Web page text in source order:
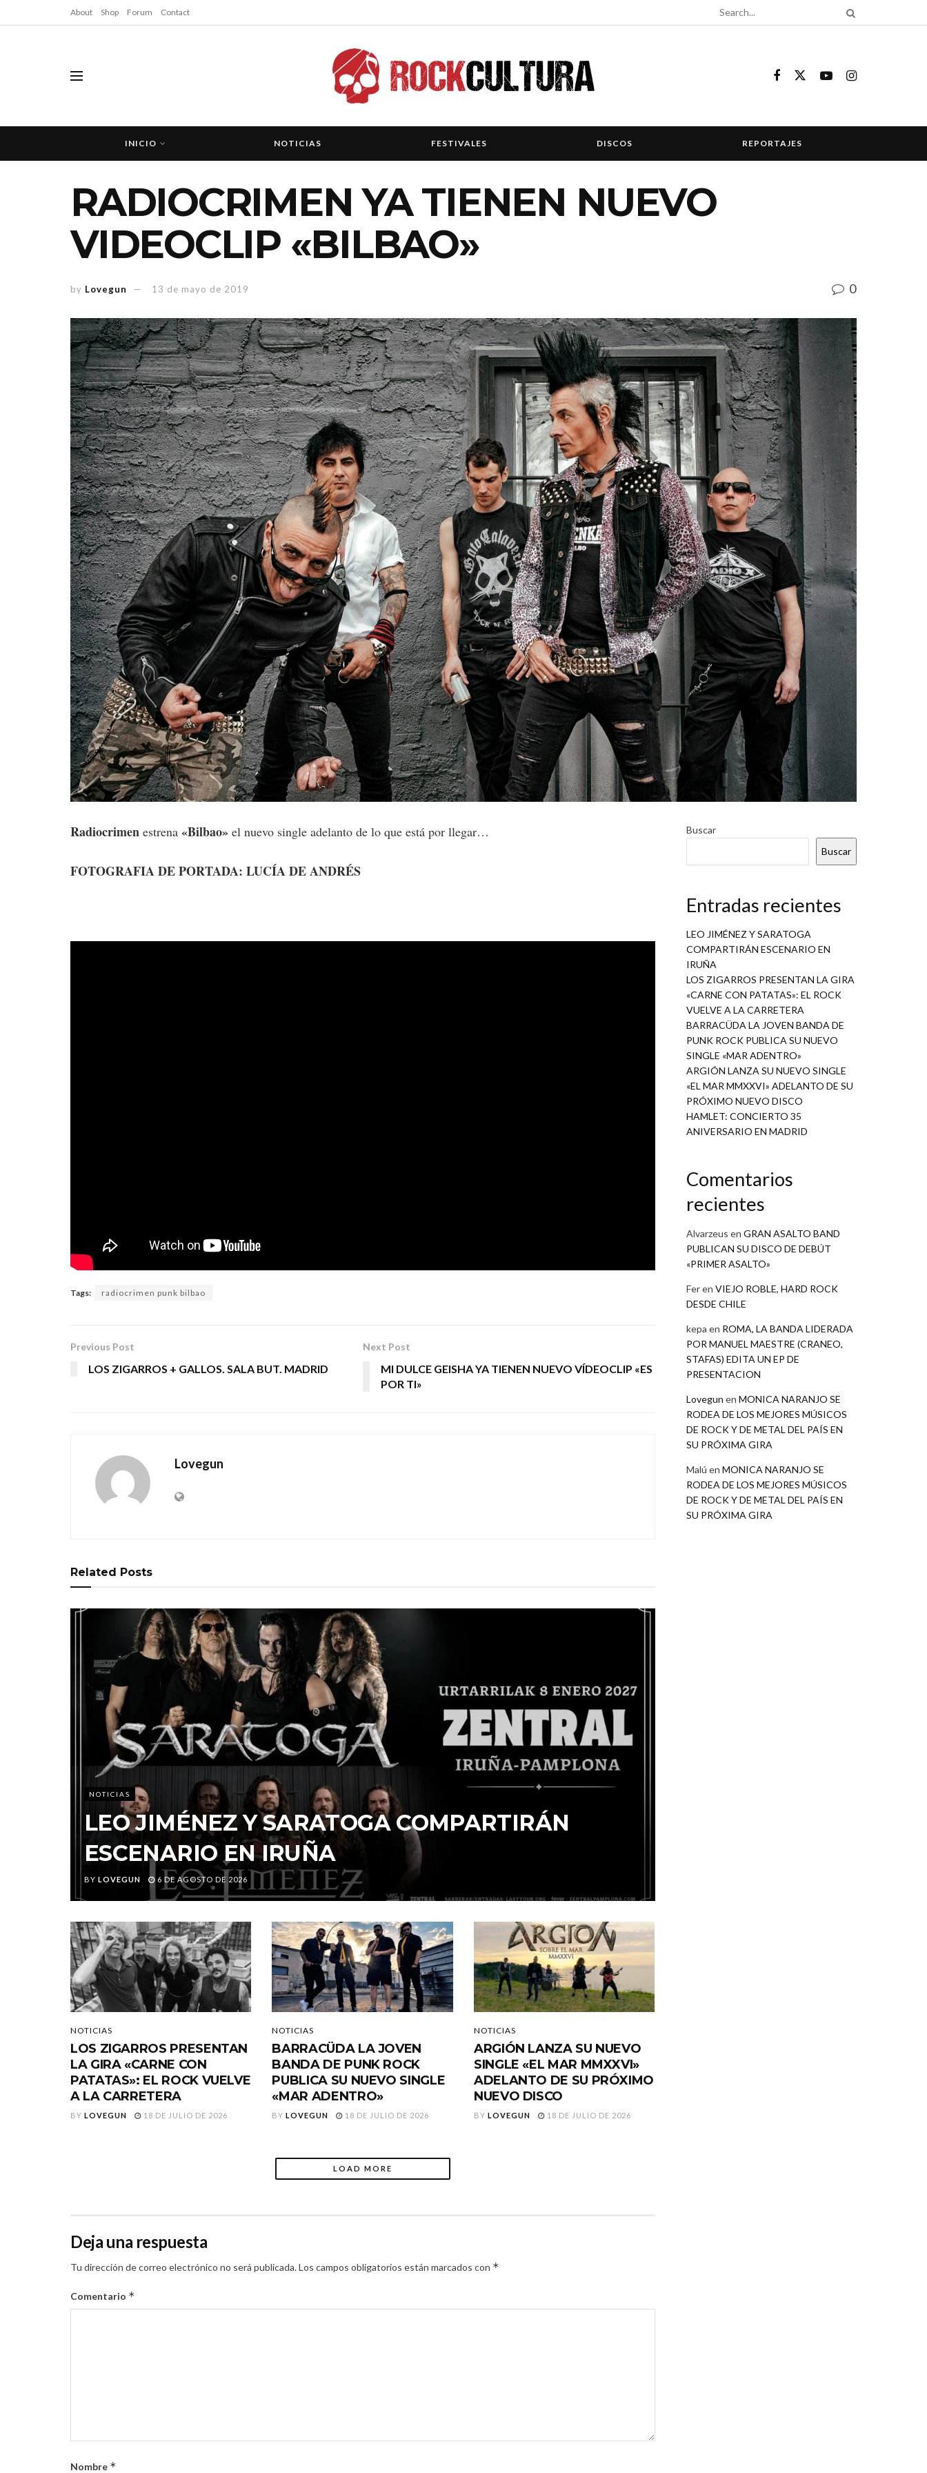
About Shop Forum Contact
INICIO NOTICIAS FESTIVALES DISCOS REPORTAJES
RADIOCRIMEN YA TIENEN NUEVO
VIDEOCLIP «BILBAO»
by Lovegun 13 de mayo de 2019 0
Radiocrimen estrena «Bilbao» el nuevo single adelanto de lo que está por llegar…
FOTOGRAFIA DE PORTADA: LUCÍA DE ANDRÉS
Tags: radiocrimen punk bilbao
Previous Post
LOS ZIGARROS + GALLOS. SALA BUT. MADRID
Next Post
MI DULCE GEISHA YA TIENEN NUEVO VÍDEOCLIP «ES
POR TI»
Lovegun
Related Posts
NOTICIAS
LEO JIMÉNEZ Y SARATOGA COMPARTIRÁN
ESCENARIO EN IRUÑA
BY LOVEGUN 6 DE AGOSTO DE 2026
NOTICIAS
LOS ZIGARROS PRESENTAN
LA GIRA «CARNE CON
PATATAS»: EL ROCK VUELVE
A LA CARRETERA
BY LOVEGUN 18 DE JULIO DE 2026
NOTICIAS
BARRACÜDA LA JOVEN
BANDA DE PUNK ROCK
PUBLICA SU NUEVO SINGLE
«MAR ADENTRO»
BY LOVEGUN 18 DE JULIO DE 2026
NOTICIAS
ARGIÓN LANZA SU NUEVO
SINGLE «EL MAR MMXXVI»
ADELANTO DE SU PRÓXIMO
NUEVO DISCO
BY LOVEGUN 18 DE JULIO DE 2026
LOAD MORE
Deja una respuesta
Tu dirección de correo electrónico no será publicada.Los campos obligatorios están marcados con *
Comentario *
Nombre *
Buscar
Buscar
Entradas recientes
LEO JIMÉNEZ Y SARATOGA
COMPARTIRÁN ESCENARIO EN
IRUÑA
LOS ZIGARROS PRESENTAN LA GIRA
«CARNE CON PATATAS»: EL ROCK
VUELVE A LA CARRETERA
BARRACÜDA LA JOVEN BANDA DE
PUNK ROCK PUBLICA SU NUEVO
SINGLE «MAR ADENTRO»
ARGIÓN LANZA SU NUEVO SINGLE
«EL MAR MMXXVI» ADELANTO DE SU
PRÓXIMO NUEVO DISCO
HAMLET: CONCIERTO 35
ANIVERSARIO EN MADRID
Comentarios
recientes
Alvarzeus en GRAN ASALTO BAND
PUBLICAN SU DISCO DE DEBÚT
«PRIMER ASALTO»
Feren VIEJO ROBLE, HARD ROCK
DESDE CHILE
kepa en ROMA, LA BANDA LIDERADA
POR MANUEL MAESTRE (CRANEO,
STAFAS) EDITA UN EP DE
PRESENTACION
Lovegun en MONICA NARANJO SE
RODEA DE LOS MEJORES MÚSICOS
DE ROCK Y DE METAL DEL PAÍS EN
SU PRÓXIMA GIRA
Malú en MONICA NARANJO SE
RODEA DE LOS MEJORES MÚSICOS
DE ROCK Y DE METAL DEL PAÍS EN
SU PRÓXIMA GIRA